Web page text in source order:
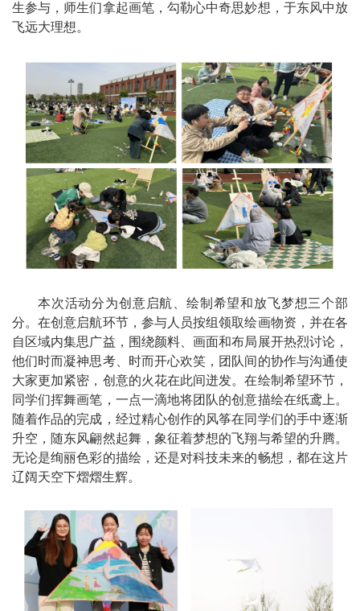
生参与，师生们拿起画笔，勾勒心中奇思妙想，于东风中放
飞远大理想。
本次活动分为创意启航、绘制希望和放飞梦想三个部
分。在创意启航环节，参与人员按组领取绘画物资，并在各
自区域内集思广益，围绕颜料、画面和布局展开热烈讨论，
他们时而凝神思考、时而开心欢笑，团队间的协作与沟通使
大家更加紧密，创意的火花在此间迸发。在绘制希望环节，
同学们挥舞画笔，一点一滴地将团队的创意描绘在纸鸢上。
随着作品的完成，经过精心创作的风筝在同学们的手中逐渐
升空，随东风翩然起舞，象征着梦想的飞翔与希望的升腾。
无论是绚丽色彩的描绘，还是对科技未来的畅想，都在这片
辽阔天空下熠熠生辉。